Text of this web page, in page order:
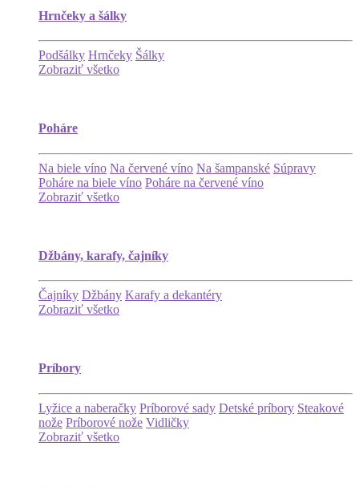
Hrnčeky a šálky
Podšálky Hrnčeky Šálky
Zobraziť všetko
Poháre
Na biele víno Na červené víno Na šampanské Súpravy
Poháre na biele víno Poháre na červené víno
Zobraziť všetko
Džbány, karafy, čajníky
Čajníky Džbány Karafy a dekantéry
Zobraziť všetko
Príbory
Lyžice a naberačky Príborové sady Detské príbory Steakové
nože Príborové nože Vidličky
Zobraziť všetko